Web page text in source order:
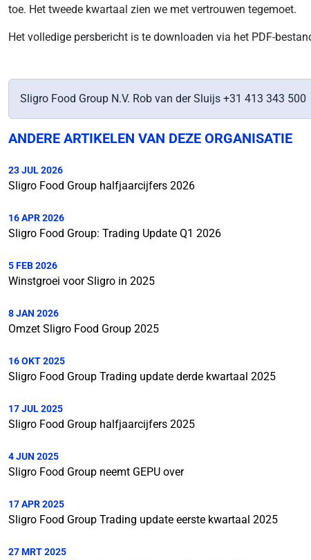
toe. Het tweede kwartaal zien we met vertrouwen tegemoet.
Het volledige persbericht is te downloaden via het PDF-
Sligro Food Group N.V. Rob van der Sluijs +31 413 343 500
ANDERE ARTIKELEN VAN DEZE ORGANISATIE
23 JUL 2026
Sligro Food Group halfjaarcijfers 2026
16 APR 2026
Sligro Food Group: Trading Update Q1 2026
5 FEB 2026
Winstgroei voor Sligro in 2025
8 JAN 2026
Omzet Sligro Food Group 2025
16 OKT 2025
Sligro Food Group Trading update derde kwartaal 2025
17 JUL 2025
Sligro Food Group halfjaarcijfers 2025
4 JUN 2025
Sligro Food Group neemt GEPU over
17 APR 2025
Sligro Food Group Trading update eerste kwartaal 2025
27 MRT 2025